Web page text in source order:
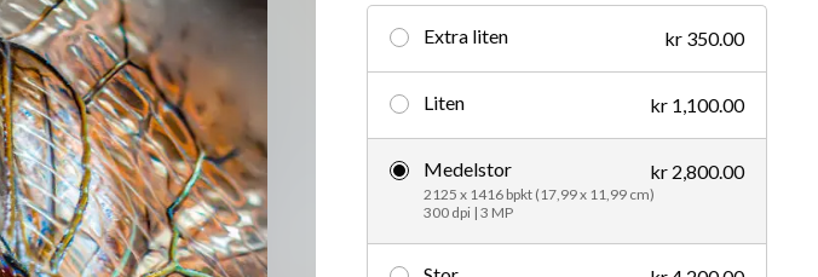
Redaktionellt
Extra liten kr 350.00
Liten kr 1,100.00
Medelstor
2125 x 1416 bpkt (17,99 x 11,99 cm)
300 dpi | 3 MP
kr 2,800.00